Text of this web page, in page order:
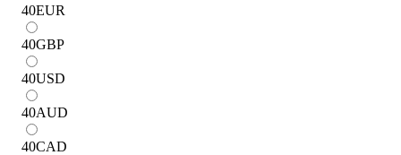
40EUR
40GBP
40USD
40AUD
40CAD